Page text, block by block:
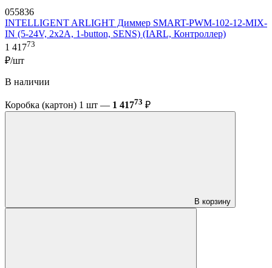
055836
INTELLIGENT ARLIGHT Диммер SMART-PWM-102-12-MIX-
IN (5-24V, 2x2A, 1-button, SENS) (IARL, Контроллер)
1 41773
₽/шт
В наличии
Коробка (картон) 1 шт — 1 41773 ₽
В корзину